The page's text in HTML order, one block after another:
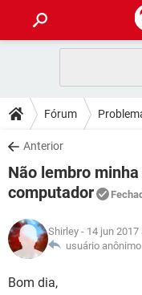
CELULAR
OUTLOOK
INSTAGRAM
GUIA DE COMPRAS
DICAS
JOGOS
OUTLOOK
GUIA DE COMPRAS
DOWNLOADS
JOGOS
CELULAR
OUTLOOK
INSTAGRAM
GUIA DE COMPRAS
CELULAR
GLOSSÁRIO
JOGOS
CELULAR
Fórum
Anterior
Não lembro
computador
Shirley - 14 jun 2017
usuário
Bom dia,